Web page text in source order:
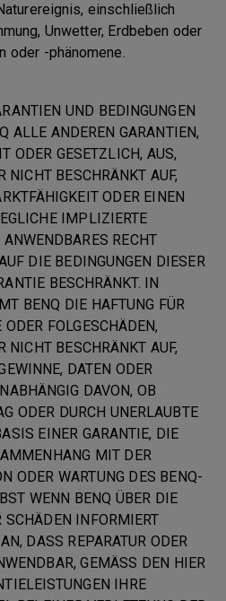
einschließlich
Unwetter, Erdbeben oder
oder -phänomene.
UND BEDINGUNGEN
ALLE ANDEREN GARANTIEN,
ODER GESETZLICH, AUS,
NICHT BESCHRÄNKT AUF,
ODER EINEN
IMPLIZIERTE
RECHT
DIE BEDINGUNGEN DIESER
BESCHRÄNKT. IN
BENQ DIE HAFTUNG FÜR
FOLGESCHÄDEN,
NICHT BESCHRÄNKT AUF,
DATEN ODER
DAVON, OB
ODER DURCH UNERLAUBTE
EINER GARANTIE, DIE
MIT DER
ODER WARTUNG DES BENQ-
WENN BENQ ÜBER DIE
SCHÄDEN INFORMIERT
DASS REPARATUR ODER
GEMÄSS DEN HIER
IHRE